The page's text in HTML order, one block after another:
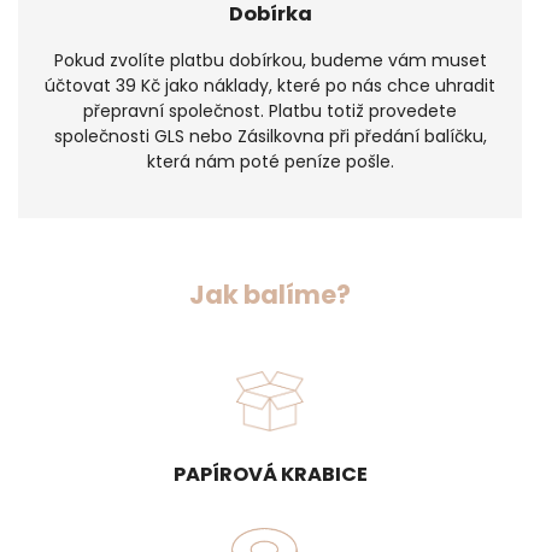
Dobírka
Pokud zvolíte platbu dobírkou, budeme vám muset
účtovat 39 Kč jako náklady, které po nás chce uhradit
přepravní společnost. Platbu totiž provedete
společnosti GLS nebo Zásilkovna při předání balíčku,
která nám poté peníze pošle.
Jak balíme?
PAPÍROVÁ KRABICE